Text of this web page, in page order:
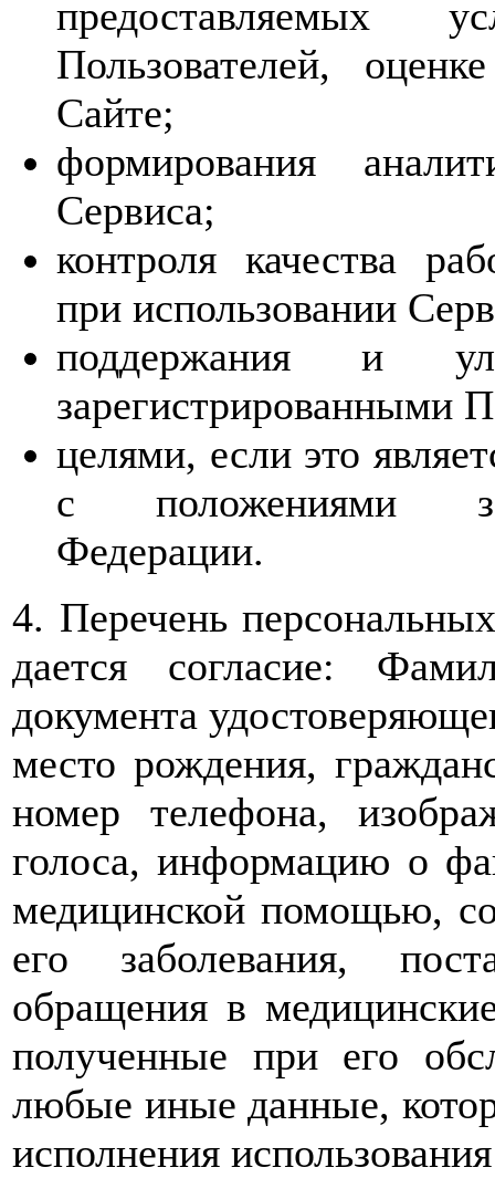
предоставляемых
Пользователей,
Сайте;
формирования
Сервиса;
контроля качества
при использовании
поддержания и
зарегистрированными
целями, если это
с положениями
Федерации.
4. Перечень
дается согласие:
документа
место рождения,
номер телефона,
голоса, информацию о
медицинской помощью,
его заболевания,
обращения в
полученные при его
любые иные данные,
исполнения